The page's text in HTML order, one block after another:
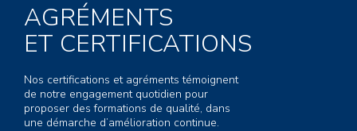
AGRÉMENTS
ET CERTIFICATIONS
Nos certifications et agréments témoignent
de notre engagement quotidien pour
proposer des formations de qualité, dans
une démarche d’amélioration continue.